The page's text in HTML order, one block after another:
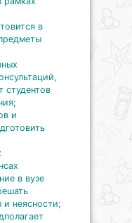
в
студентов
и
в вузе
неясности;